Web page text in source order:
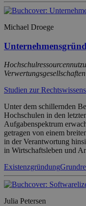
Michael Droege
Verwertungsgesellschaften
Studien zur
Unter dem schillernden
Hochschulen in den
Aufgabenspektrum
getragen von einem
in der Verantwortung
in Wirtschaftsleben und
Existenzgründung
Julia Petersen